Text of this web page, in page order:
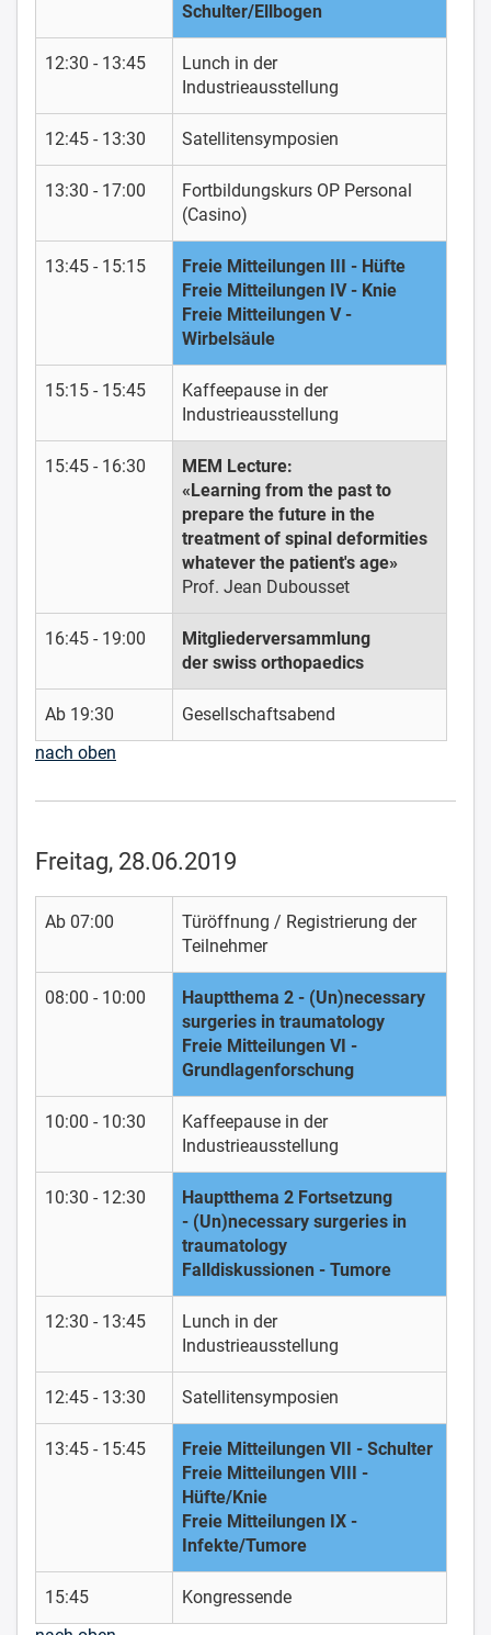
Schulter/Ellbogen
12:30 - 13:45
Lunch in der
Industrieausstellung
12:45 - 13:30 Satellitensymposien
13:30 - 17:00
Fortbildungskurs OP Personal
(Casino)
13:45 - 15:15
Freie Mitteilungen III - Hüfte
Freie Mitteilungen IV - Knie
Freie Mitteilungen V -
Wirbelsäule
15:15 - 15:45
Kaffeepause in der
Industrieausstellung
15:45 - 16:30
MEM Lecture:
«Learning from the past to
prepare the future in the
treatment of spinal deformities
whatever the patient's age»
Prof. Jean Dubousset
16:45 - 19:00
Mitgliederversammlung
der swiss orthopaedics
Ab 19:30
Gesellschaftsabend
nach oben
Freitag, 28.06.2019
Ab 07:00
Türöffnung / Registrierung der
Teilnehmer
08:00 - 10:00
Hauptthema 2 - (Un)necessary
surgeries in traumatology
Freie Mitteilungen VI -
Grundlagenforschung
10:00 - 10:30
Kaffeepause in der
Industrieausstellung
10:30 - 12:30
Hauptthema 2 Fortsetzung
- (Un)necessary surgeries in
traumatology
Falldiskussionen - Tumore
12:30 - 13:45
Lunch in der
Industrieausstellung
12:45 - 13:30 Satellitensymposien
13:45 - 15:45
Freie Mitteilungen VII - Schulter
Freie Mitteilungen VIII -
Hüfte/Knie
Freie Mitteilungen IX -
Infekte/Tumore
15:45
Kongressende